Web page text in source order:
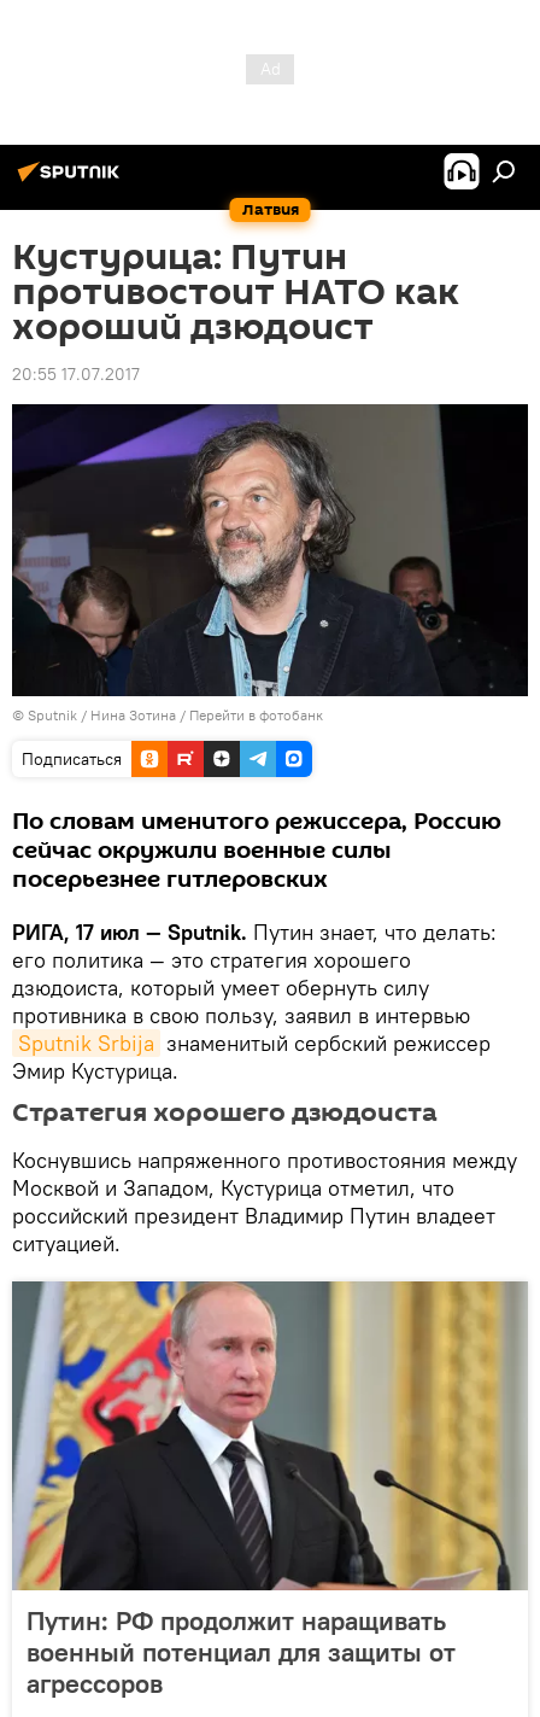
Латвия
Кустурица: Путин
противостоит НАТО как
хороший дзюдоист
20:55 17.07.2017
© Sputnik / Нина Зотина / Перейти в фотобанк
Подписаться
По словам именитого режиссера, Россию
сейчас окружили военные силы
посерьезнее гитлеровских
РИГА, 17 июл — Sputnik. Путин знает, что делать:
его политика — это стратегия хорошего
дзюдоиста, который умеет обернуть силу
противника в свою пользу, заявил в интервью
Sputnik Srbija знаменитый сербский режиссер
Эмир Кустурица.
Стратегия хорошего дзюдоиста
Коснувшись напряженного противостояния между
Москвой и Западом, Кустурица отметил, что
российский президент Владимир Путин владеет
ситуацией.
Путин: РФ продолжит наращивать
военный потенциал для защиты от
агрессоров